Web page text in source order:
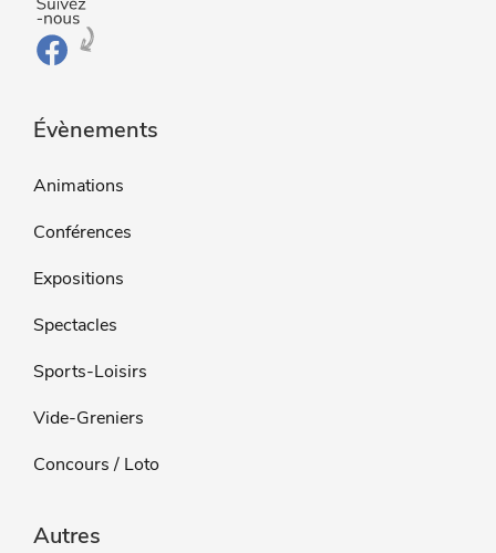
Évènements
Animations
Conférences
Expositions
Spectacles
Sports-Loisirs
Vide-Greniers
Concours / Loto
Autres